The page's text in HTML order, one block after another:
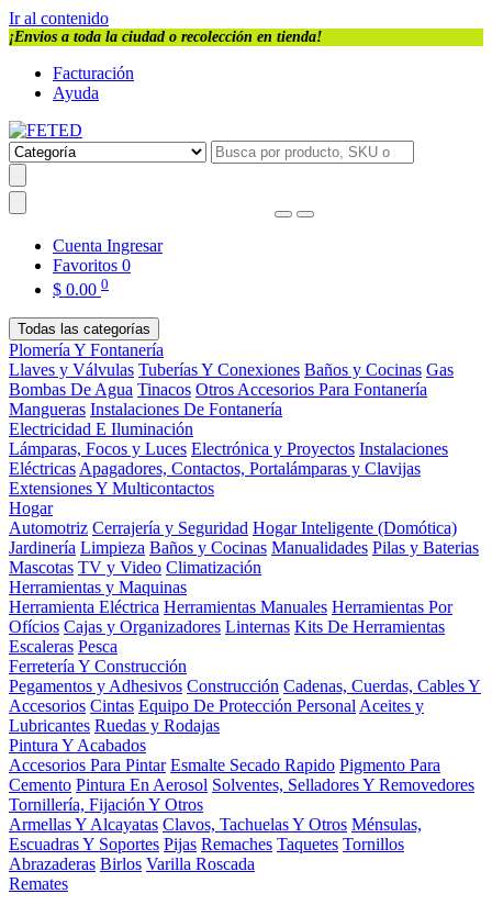
Ir al contenido
¡Envios a toda la ciudad o recolección en tienda!
Facturación
Ayuda
Cuenta Ingresar
Favoritos 0
$ 0.00 0
Todas las categorías
Plomería Y Fontanería
Llaves y Válvulas Tuberías Y Conexiones Baños y Cocinas Gas
Bombas De Agua Tinacos Otros Accesorios Para Fontanería
Mangueras Instalaciones De Fontanería
Electricidad E Iluminación
Lámparas, Focos y Luces Electrónica y Proyectos Instalaciones
Eléctricas Apagadores, Contactos, Portalámparas y Clavijas
Extensiones Y Multicontactos
Hogar
Automotriz Cerrajería y Seguridad Hogar Inteligente (Domótica)
Jardinería Limpieza Baños y Cocinas Manualidades Pilas y Baterias
Mascotas TV y Video Climatización
Herramientas y Maquinas
Herramienta Eléctrica Herramientas Manuales Herramientas Por
Ofícios Cajas y Organizadores Linternas Kits De Herramientas
Escaleras Pesca
Ferretería Y Construcción
Pegamentos y Adhesivos Construcción Cadenas, Cuerdas, Cables Y
Accesorios Cintas Equipo De Protección Personal Aceites y
Lubricantes Ruedas y Rodajas
Pintura Y Acabados
Accesorios Para Pintar Esmalte Secado Rapido Pigmento Para
Cemento Pintura En Aerosol Solventes, Selladores Y Removedores
Tornillería, Fijación Y Otros
Armellas Y Alcayatas Clavos, Tachuelas Y Otros Ménsulas,
Escuadras Y Soportes Pijas Remaches Taquetes Tornillos
Abrazaderas Birlos Varilla Roscada
Remates